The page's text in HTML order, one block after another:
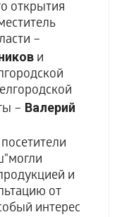
открытия
–
и
– Валерий
и
от
интерес